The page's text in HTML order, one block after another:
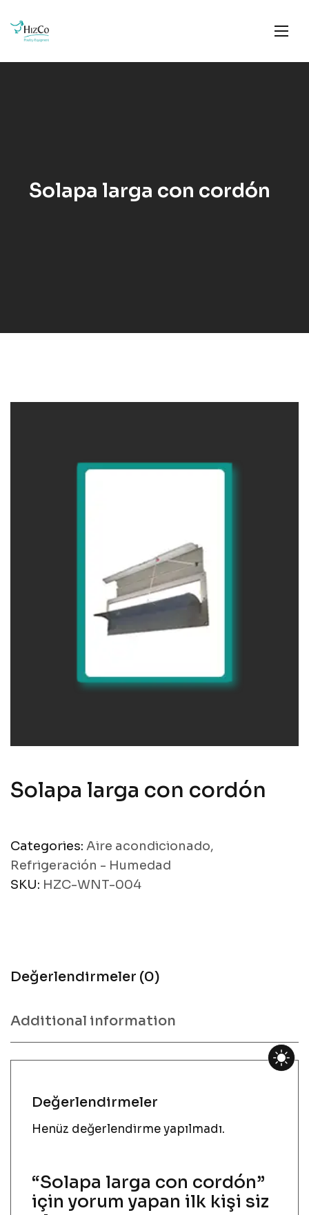
Solapa larga con cordón
Solapa larga con cordón
Categories: Aire acondicionado,
Refrigeración - Humedad
SKU: HZC-WNT-004
Değerlendirmeler (0)
Additional information
Değerlendirmeler
Henüz değerlendirme yapılmadı.
“Solapa larga con cordón”
için yorum yapan ilk kişi siz